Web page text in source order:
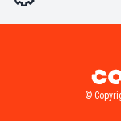
©